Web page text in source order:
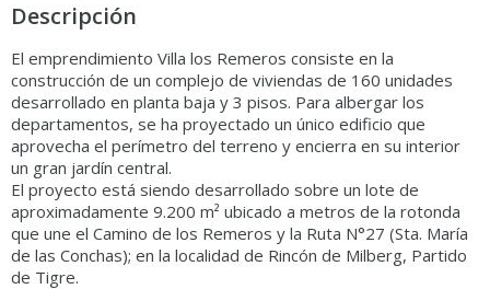
Descripción
El emprendimiento Villa los Remeros consiste en la
construcción de un complejo de viviendas de 160 unidades
desarrollado en planta baja y 3 pisos. Para albergar los
departamentos, se ha proyectado un único edificio que
aprovecha el perímetro del terreno y encierra en su interior
un gran jardín central.
El proyecto está siendo desarrollado sobre un lote de
aproximadamente 9.200 m² ubicado a metros de la rotonda
que une el Camino de los Remeros y la Ruta N°27 (Sta. María
de las Conchas); en la localidad de Rincón de Milberg, Partido
de Tigre.